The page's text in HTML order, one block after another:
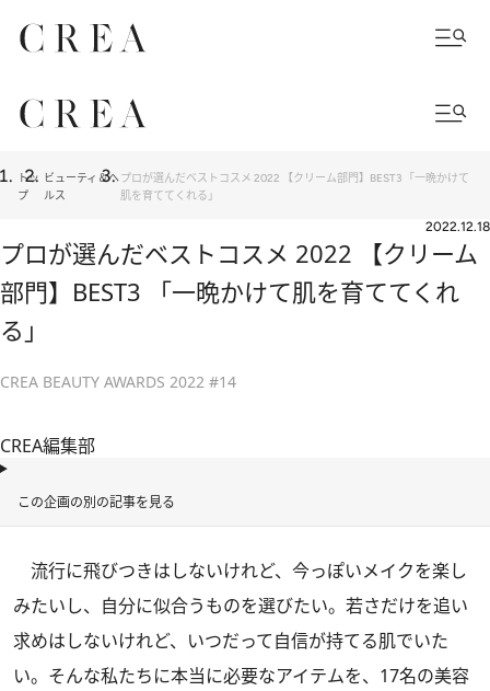
トッ
プ
ビューティ＆ヘ
ルス
プロが選んだベストコスメ 2022 【クリーム部門】BEST3 「一晩かけて
肌を育ててくれる」
2022.12.18
プロが選んだベストコスメ 2022 【クリーム
部門】BEST3 「一晩かけて肌を育ててくれ
る」
CREA BEAUTY AWARDS 2022 #14
CREA編集部
この企画の別の記事を見る
流行に飛びつきはしないけれど、今っぽいメイクを楽し
みたいし、自分に似合うものを選びたい。若さだけを追い
求めはしないけれど、いつだって自信が持てる肌でいた
い。そんな私たちに本当に必要なアイテムを、17名の美容